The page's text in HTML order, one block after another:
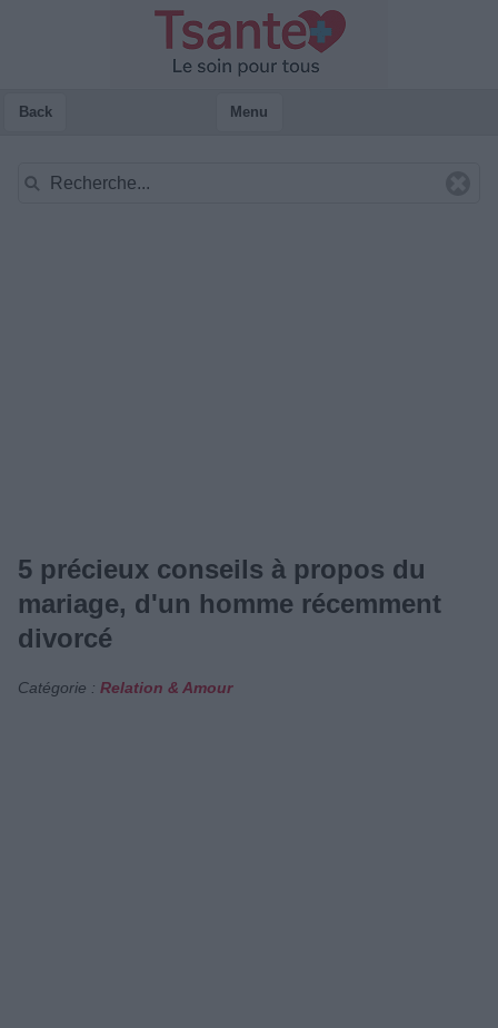
Back Menu
5 précieux conseils à propos du
mariage, d'un homme récemment
divorcé
Catégorie : Relation & Amour